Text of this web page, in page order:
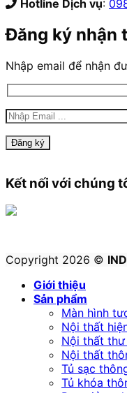
Hotline Dịch vụ:
Đăng ký nhận
Nhập email để nhận
Kết nối với chúng
Copyright 2026 ©
Giới thiệu
Sản phẩm
Màn hình
Nội thất
Nội thất
Nội thất
Tủ sạc
Tủ khóa